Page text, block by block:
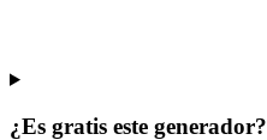
¿Es gratis este generador?